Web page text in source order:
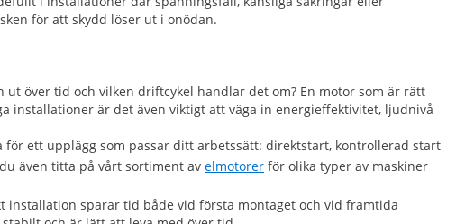
för att skydd löser ut i onödan.
över tid och vilken driftcykel handlar det om? En motor som är rätt
installationer är det även viktigt att väga in energieffektivitet, ljudnivå
ett upplägg som passar ditt arbetssätt: direktstart, kontrollerad start
även titta på vårt sortiment av elmotorer för olika typer av maskiner
installation sparar tid både vid första montaget och vid framtida